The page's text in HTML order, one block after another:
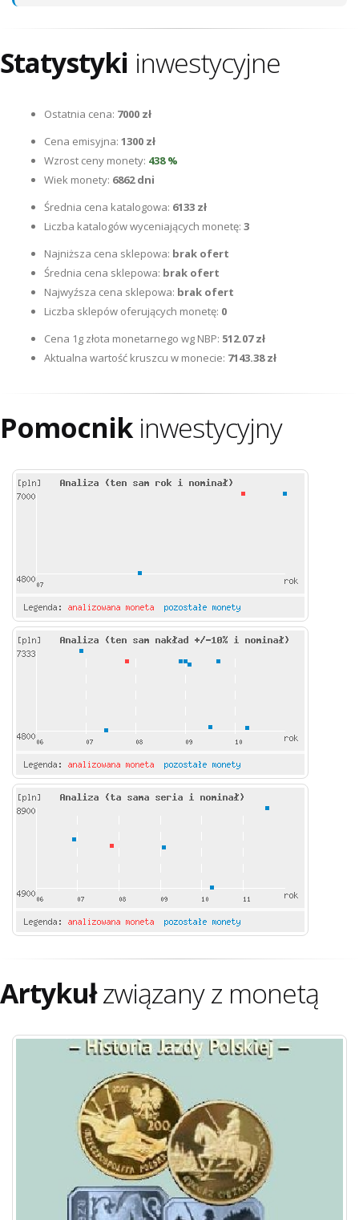
Statystyki inwestycyjne
Ostatnia cena: 7000 zł
Cena emisyjna: 1300 zł
Wzrost ceny monety: 438 %
Wiek monety: 6862 dni
Średnia cena katalogowa: 6133 zł
Liczba katalogów wyceniających monetę: 3
Najniższa cena sklepowa: brak ofert
Średnia cena sklepowa: brak ofert
Najwyźsza cena sklepowa: brak ofert
Liczba sklepów oferujących monetę: 0
Cena 1g złota monetarnego wg NBP: 512.07 zł
Aktualna wartość kruszcu w monecie: 7143.38 zł
Pomocnikinwestycyjny
Artykułzwiązany z monetą